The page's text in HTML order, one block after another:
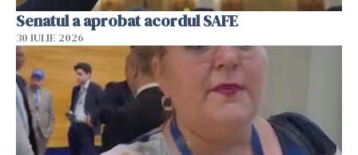
Senatul a aprobat acordul SAFE
30 IULIE 2026